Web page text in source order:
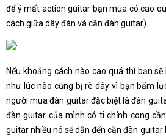
để ý mất action guitar bạn mua có cao
cách giữa dây đàn và cần đàn guitar).
Nếu khoảng cách nào cao quá thì bạn
như lúc nào cũng bị rè dây vì bạn bấm
người mua đàn guitar đặc biệt là đàn
đàn guitar của mình có ti chỉnh cong
guitar nhiều nó sẽ dẫn đến cần đàn